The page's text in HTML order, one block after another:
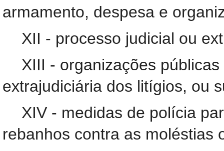
armamento, despesa e
XII - processo judicial ou
XIII - organizações
extrajudiciária dos litígios, ou
XIV - medidas de polícia
rebanhos contra as moléstias